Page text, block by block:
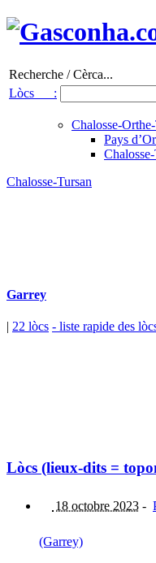
Recherche / Cèrca...
Lòcs :
Chalosse-
Pays
Chalosse-Tursan
Garrey
| 22 lòcs - liste rapide des
Lòcs (lieux-dits =
18 octobre 2023 -
(Garrey)